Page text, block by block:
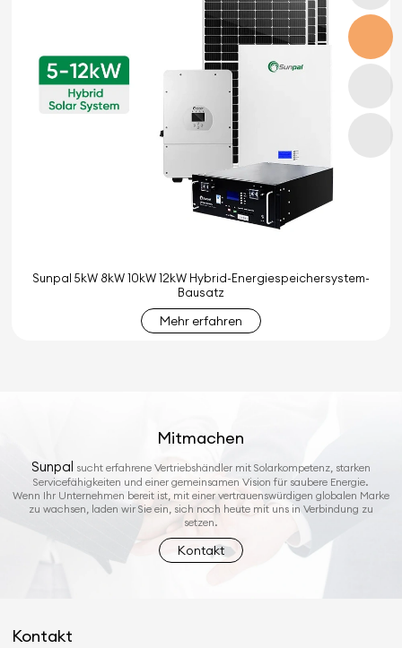
Sunpal 5kW 8kW 10kW 12kW Hybrid-Energiespeichersystem-
Bausatz
Mehr erfahren
Mitmachen
Sunpal sucht erfahrene Vertriebshändler mit Solarkompetenz, starken
Servicefähigkeiten und einer gemeinsamen Vision für saubere Energie.
Wenn Ihr Unternehmen bereit ist, mit einer vertrauenswürdigen globalen Marke
zu wachsen, laden wir Sie ein, sich noch heute mit uns in Verbindung zu
setzen.
Kontakt
Kontakt